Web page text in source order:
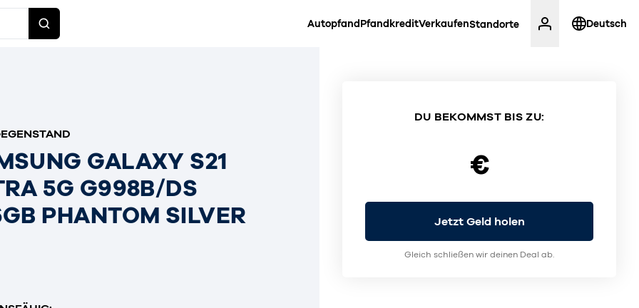
AutopfandPfandkreditVerkaufenStandorte Deutsch
GALAXY S21
5G G998B/DS
PHANTOM SILVER
DU BEKOMMST BIS ZU:
€
Jetzt Geld holen
Gleich schließen wir deinen Deal ab.